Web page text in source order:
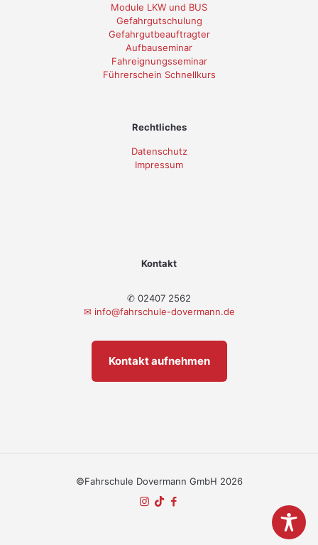
Module LKW und BUS
Gefahrgutschulung
Gefahrgutbeauftragter
Aufbauseminar
Fahreignungsseminar
Führerschein Schnellkurs
Rechtliches
Datenschutz
Impressum
Kontakt
✆ 02407 2562
✉ info@fahrschule-dovermann.de
Kontakt aufnehmen
©Fahrschule Dovermann GmbH 2026